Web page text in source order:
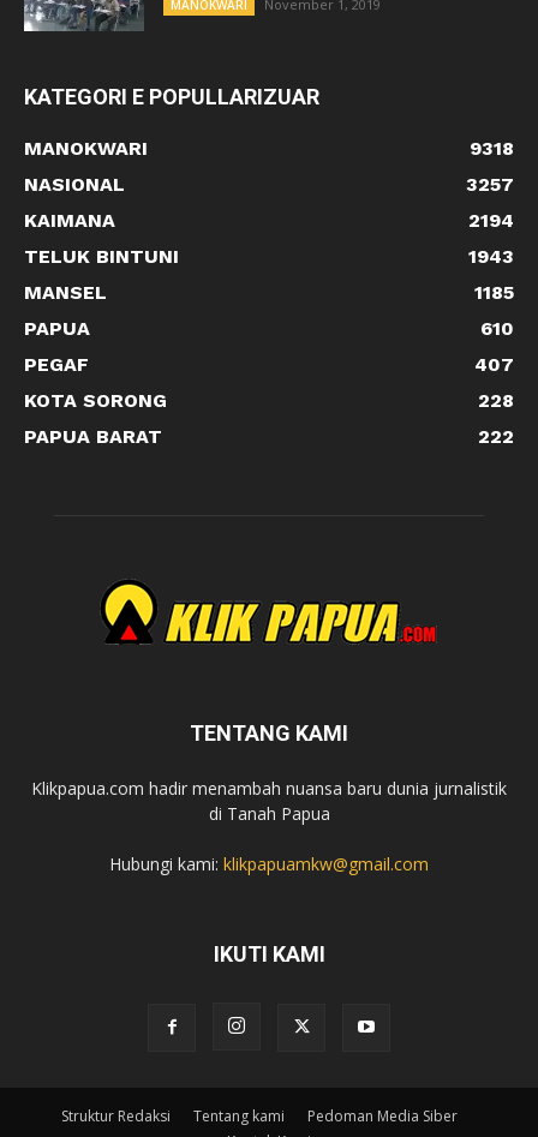
MANOKWARI November 1, 2019
KATEGORI E POPULLARIZUAR
MANOKWARI
9318
NASIONAL
3257
KAIMANA
2194
TELUK BINTUNI
1943
MANSEL
1185
PAPUA
610
PEGAF
407
KOTA SORONG
228
PAPUA BARAT
222
TENTANG KAMI
Klikpapua.com hadir menambah nuansa baru dunia jurnalistik
di Tanah Papua
Hubungi kami: klikpapuamkw@gmail.com
IKUTI KAMI
Struktur Redaksi Tentang kami
Pedoman Media Siber